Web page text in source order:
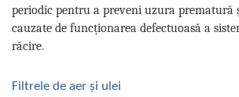
periodic pentru a preveni uzura prematură
cauzate de funcționarea defectuoasă a
răcire.
Filtrele de aer și ulei